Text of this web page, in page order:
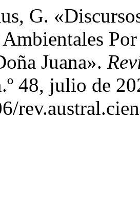
G.
Juana».
48, julio de